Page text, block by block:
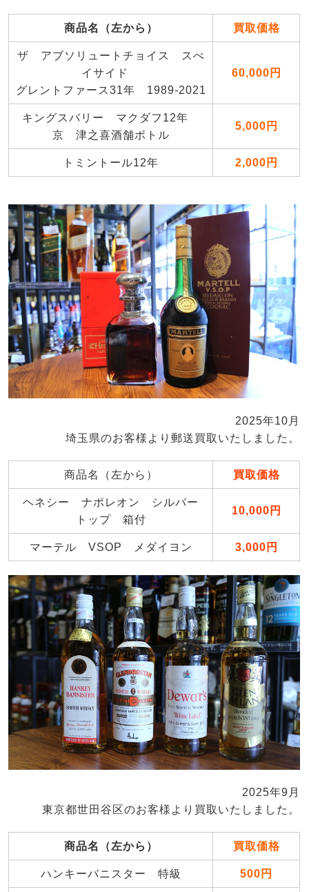
商品名（左から） 買取価格
ザ アブソリュートチョイス スぺ
イサイド
グレントファース31年 1989-2021
60,000円
キングスバリー マクダフ12年
京 津之喜酒舗ボトル
5,000円
トミントール12年 2,000円
2025年10月
埼玉県のお客様より郵送買取いたしました。
商品名（左から） 買取価格
ヘネシー ナポレオン シルバー
トップ 箱付
10,000円
マーテル VSOP メダイヨン 3,000円
2025年9月
東京都世田谷区のお客様より買取いたしました。
商品名（左から） 買取価格
ハンキーバニスター 特級 500円